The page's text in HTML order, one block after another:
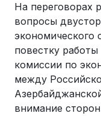
На переговорах
вопросы
экономического
повестку
комиссии по
между
внимание